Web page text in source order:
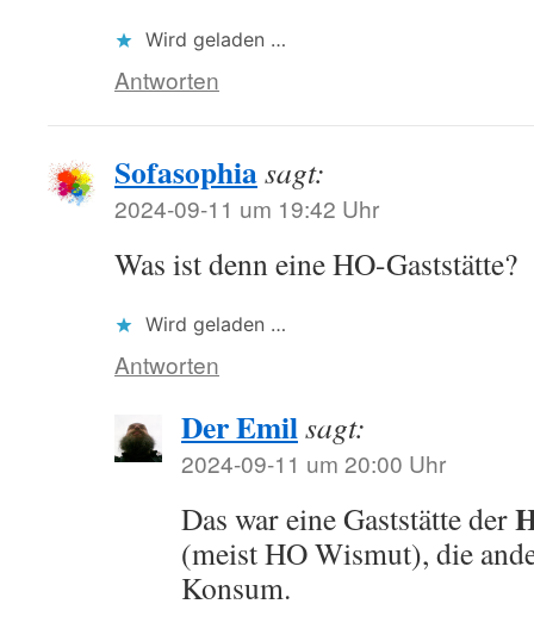
Wird geladen …
Antworten
Sofasophiasagt:
2024-09-11 um 19:42 Uhr
Was ist denn eine HO-Gaststätte?
Wird geladen …
Antworten
Der Emilsagt:
2024-09-11 um 20:00 Uhr
Das war eine Gaststätte der
(meist HO Wismut), die
Konsum.